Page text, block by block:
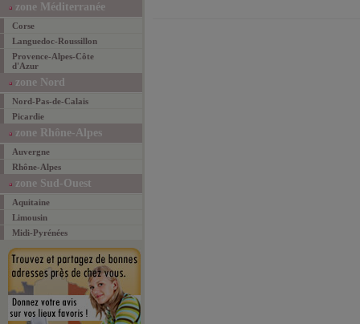
zone Méditerranée
Corse
Languedoc-Roussillon
Provence-Alpes-Côte
d'Azur
zone Nord
Nord-Pas-de-Calais
Picardie
zone Rhône-Alpes
Auvergne
Rhône-Alpes
zone Sud-Ouest
Aquitaine
Limousin
Midi-Pyrénées